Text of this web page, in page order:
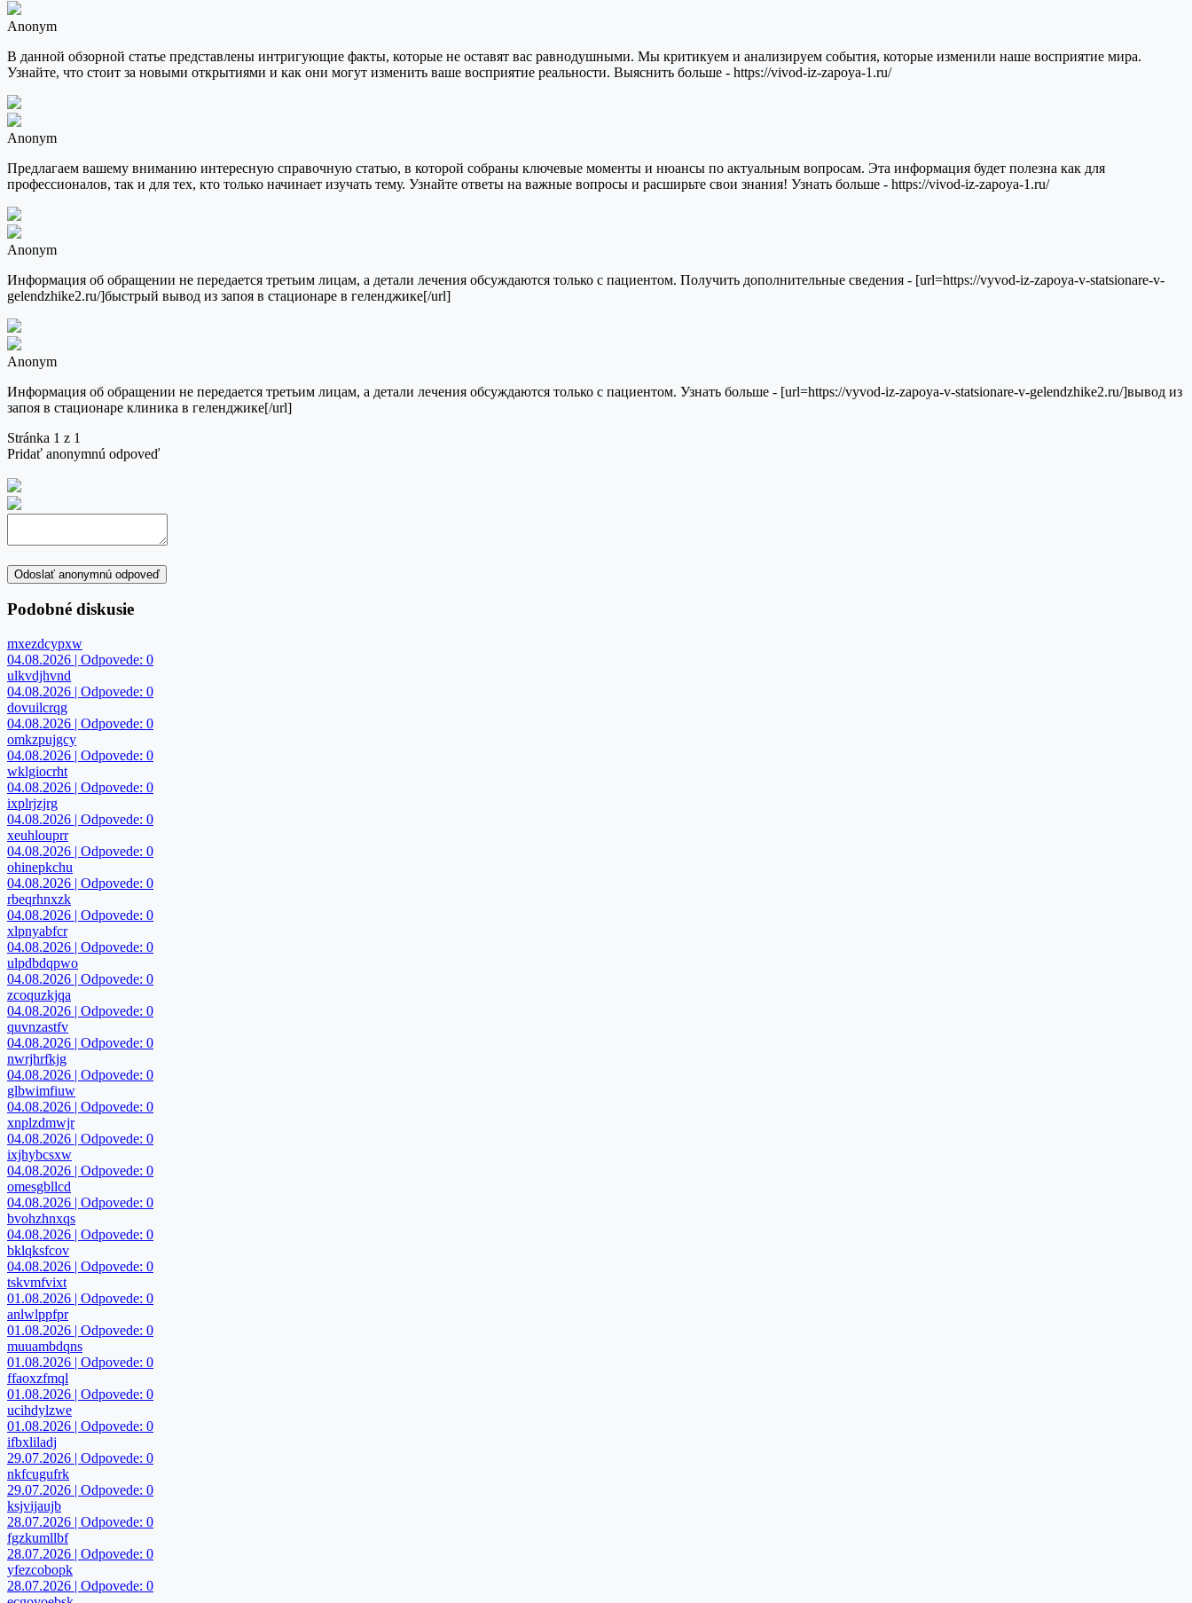
Anonym
В данной обзорной статье представлены интригующие факты, которые не оставят вас равнодушными. Мы критикуем и анализируем события, которые изменили наше восприятие мира.
Узнайте, что стоит за новыми открытиями и как они могут изменить ваше восприятие реальности. Выяснить больше - https://vivod-iz-zapoya-1.ru/
Anonym
Предлагаем вашему вниманию интересную справочную статью, в которой собраны ключевые моменты и нюансы по актуальным вопросам. Эта информация будет полезна как для
профессионалов, так и для тех, кто только начинает изучать тему. Узнайте ответы на важные вопросы и расширьте свои знания! Узнать больше - https://vivod-iz-zapoya-1.ru/
Anonym
Информация об обращении не передается третьим лицам, а детали лечения обсуждаются только с пациентом. Получить дополнительные сведения - [url=https://vyvod-iz-zapoya-v-statsionare-v-
gelendzhike2.ru/]быстрый вывод из запоя в стационаре в геленджике[/url]
Anonym
Информация об обращении не передается третьим лицам, а детали лечения обсуждаются только с пациентом. Узнать больше - [url=https://vyvod-iz-zapoya-v-statsionare-v-gelendzhike2.ru/]вывод из
запоя в стационаре клиника в геленджике[/url]
Stránka 1 z 1
Pridať anonymnú odpoveď
Odoslať anonymnú odpoveď
Podobné diskusie
mxezdcypxw
04.08.2026 | Odpovede: 0
ulkvdjhvnd
04.08.2026 | Odpovede: 0
dovuilcrqg
04.08.2026 | Odpovede: 0
omkzpujgcy
04.08.2026 | Odpovede: 0
wklgiocrht
04.08.2026 | Odpovede: 0
ixplrjzjrg
04.08.2026 | Odpovede: 0
xeuhlouprr
04.08.2026 | Odpovede: 0
ohinepkchu
04.08.2026 | Odpovede: 0
rbeqrhnxzk
04.08.2026 | Odpovede: 0
xlpnyabfcr
04.08.2026 | Odpovede: 0
ulpdbdqpwo
04.08.2026 | Odpovede: 0
zcoquzkjqa
04.08.2026 | Odpovede: 0
quvnzastfv
04.08.2026 | Odpovede: 0
nwrjhrfkjg
04.08.2026 | Odpovede: 0
glbwimfiuw
04.08.2026 | Odpovede: 0
xnplzdmwjr
04.08.2026 | Odpovede: 0
ixjhybcsxw
04.08.2026 | Odpovede: 0
omesgbllcd
04.08.2026 | Odpovede: 0
bvohzhnxqs
04.08.2026 | Odpovede: 0
bklqksfcov
04.08.2026 | Odpovede: 0
tskvmfvixt
01.08.2026 | Odpovede: 0
anlwlppfpr
01.08.2026 | Odpovede: 0
muuambdqns
01.08.2026 | Odpovede: 0
ffaoxzfmql
01.08.2026 | Odpovede: 0
ucihdylzwe
01.08.2026 | Odpovede: 0
ifbxliladj
29.07.2026 | Odpovede: 0
nkfcugufrk
29.07.2026 | Odpovede: 0
ksjvijaujb
28.07.2026 | Odpovede: 0
fgzkumllbf
28.07.2026 | Odpovede: 0
yfezcobopk
28.07.2026 | Odpovede: 0